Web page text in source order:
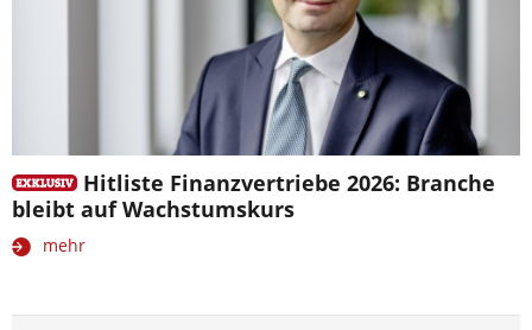
Hitliste Finanzvertriebe 2026: Branche
bleibt auf Wachstumskurs
mehr